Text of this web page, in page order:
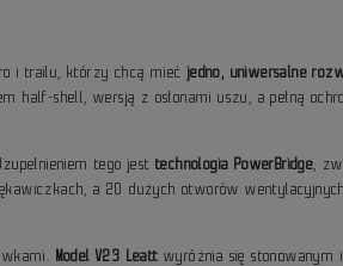
i trailu, którzy chcą miećjedno, uniwersalne
half-shell, wersją z osłonami uszu, a pełną
tego jesttechnologia PowerBridge ,
a 20 dużych otworów
Model V23 Leatt wyróżnia się stonowanym